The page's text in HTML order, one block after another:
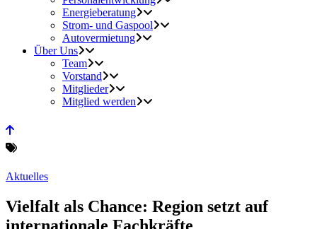
Energieberatung
Strom- und Gaspool
Autovermietung
Über Uns
Team
Vorstand
Mitglieder
Mitglied werden
Aktuelles
Vielfalt als Chance: Region setzt auf